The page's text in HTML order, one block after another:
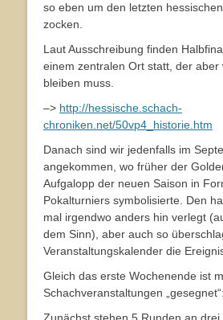
so eben um den letzten
zocken.
Laut Ausschreibung finden
einem zentralen Ort statt, der aber
bleiben muss.
–> http://hessische.schach-
chroniken.net/50vp4_historie.htm
Danach sind wir jedenfalls im
angekommen, wo früher der
Aufgalopp der neuen Saison in
Pokalturniers symbolisierte. Den
mal irgendwo anders hin verlegt
dem Sinn), aber auch so
Veranstaltungskalender die
Gleich das erste Wochenende ist
Schachveranstaltungen „gesegnet“: